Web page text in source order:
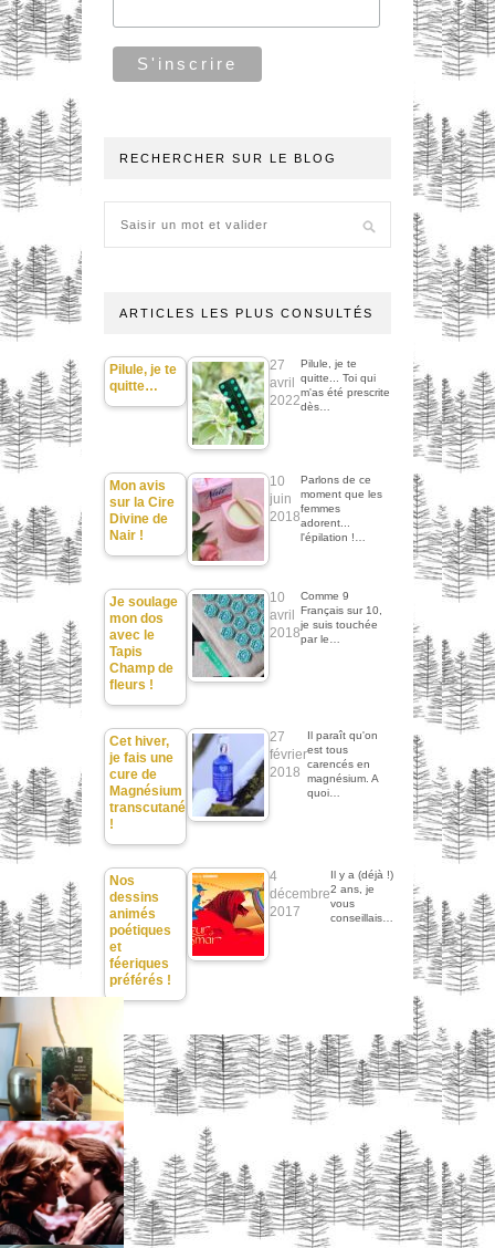
RECHERCHER SUR LE BLOG
ARTICLES LES PLUS CONSULTÉS
Pilule, je te
quitte…
27
avril
2022
Pilule, je te
quitte... Toi qui
m'as été prescrite
dès…
Mon avis
sur la Cire
Divine de
Nair !
10
juin
2018
Parlons de ce
moment que les
femmes
adorent...
l'épilation !…
Je soulage
mon dos
avec le
Tapis
Champ de
fleurs !
10
avril
2018
Comme 9
Français sur 10,
je suis touchée
par le…
Cet hiver,
je fais une
cure de
Magnésium
transcutané
!
27
février
2018
Il paraît qu'on
est tous
carencés en
magnésium. A
quoi…
Nos
dessins
animés
poétiques
et
féeriques
préférés !
4
décembre
2017
Il y a (déjà !)
2 ans, je
vous
conseillais…